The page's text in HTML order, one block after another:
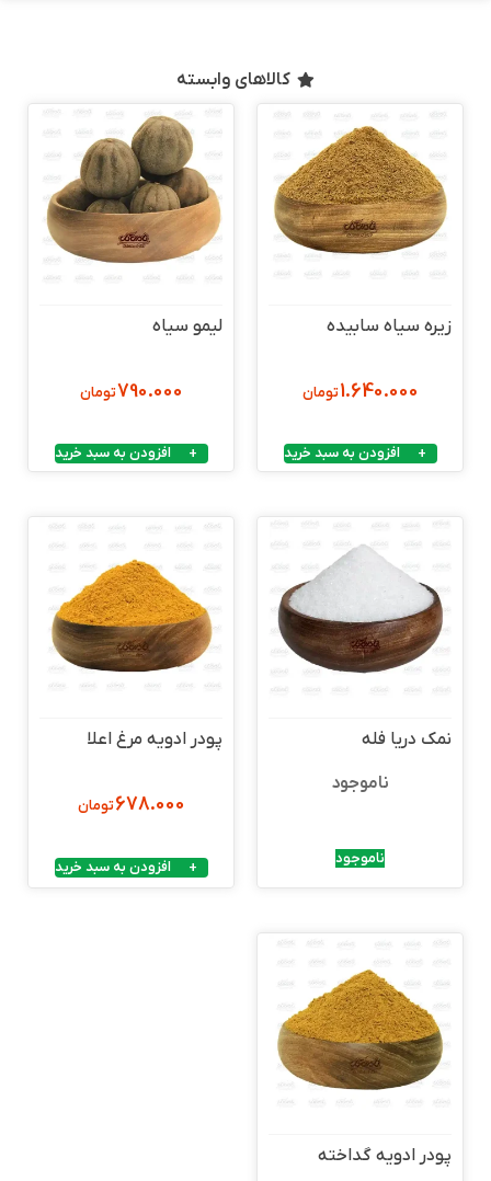
کالاهای وابسته
زیره سیاه سابیده
1.640.000تومان
افزودن به سبد خرید
لیمو سیاه
790.000تومان
افزودن به سبد خرید
نمک دریا فله
ناموجود
ناموجود
پودر ادویه مرغ اعلا
678.000تومان
افزودن به سبد خرید
پودر ادویه گداخته